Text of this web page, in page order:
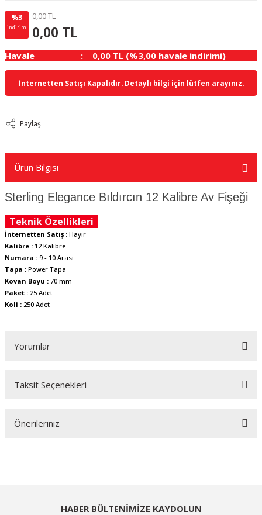
%3
indirim
0,00 TL
0,00 TL
Havale 0,00 TL (%3,00 havale indirimi)
İnternetten Satışı Kapalıdır. Detaylı bilgi için lütfen arayınız.
Paylaş
Ürün Bilgisi
Sterling Elegance Bıldırcın 12 Kalibre Av Fişeği
Teknik Özellikleri
İnternetten Satış : Hayır
Kalibre : 12 Kalibre
Numara : 9 - 10 Arası
Tapa : Power Tapa
Kovan Boyu : 70 mm
Paket : 25 Adet
Koli : 250 Adet
Yorumlar
Taksit Seçenekleri
Önerileriniz
HABER BÜLTENİMİZE KAYDOLUN